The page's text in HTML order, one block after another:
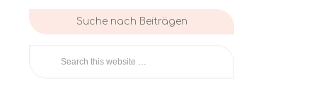
Suche nach Beiträgen